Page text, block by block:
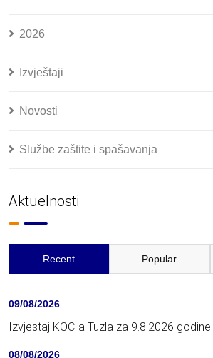
2026
Izvještaji
Novosti
Službe zaštite i spašavanja
Aktuelnosti
Recent Popular
09/08/2026
Izvjestaj KOC-a Tuzla za 9.8.2026 godine.
08/08/2026